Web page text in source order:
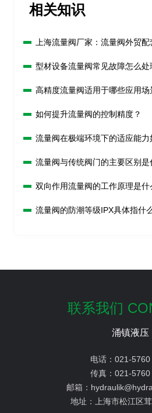
相关知识
上海流量阀厂家：流量阀外贸配
型材设备流量阀常见故障怎么处
高精度流量阀适用于哪些应用场
如何提升流量阀的控制精度？
流量阀在极端环境下的适应能力
流量阀与传统阀门的主要区别是
双向作用流量阀的工作原理是什
流量阀的防潮等级IPX具体指什
联系我们
涌镇液压
电话： 021-5760
传真： 021-5760
邮箱：
地址：
上海市松江区